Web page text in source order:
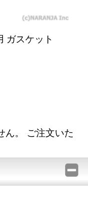
ガスケット
ん。 ご注文いた